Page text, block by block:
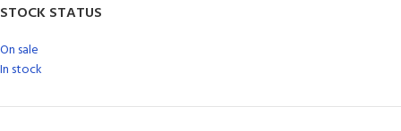
STOCK STATUS
On sale
In stock